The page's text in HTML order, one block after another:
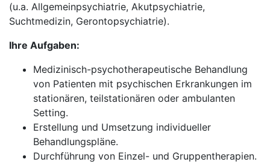
(u.a. Allgemeinpsychiatrie, Akutpsychiatrie,
Suchtmedizin, Gerontopsychiatrie).
Ihre Aufgaben:
Medizinisch-psychotherapeutische Behandlung
von Patienten mit psychischen Erkrankungen im
stationären, teilstationären oder ambulanten
Setting.
Erstellung und Umsetzung individueller
Behandlungspläne.
Durchführung von Einzel- und Gruppentherapien.